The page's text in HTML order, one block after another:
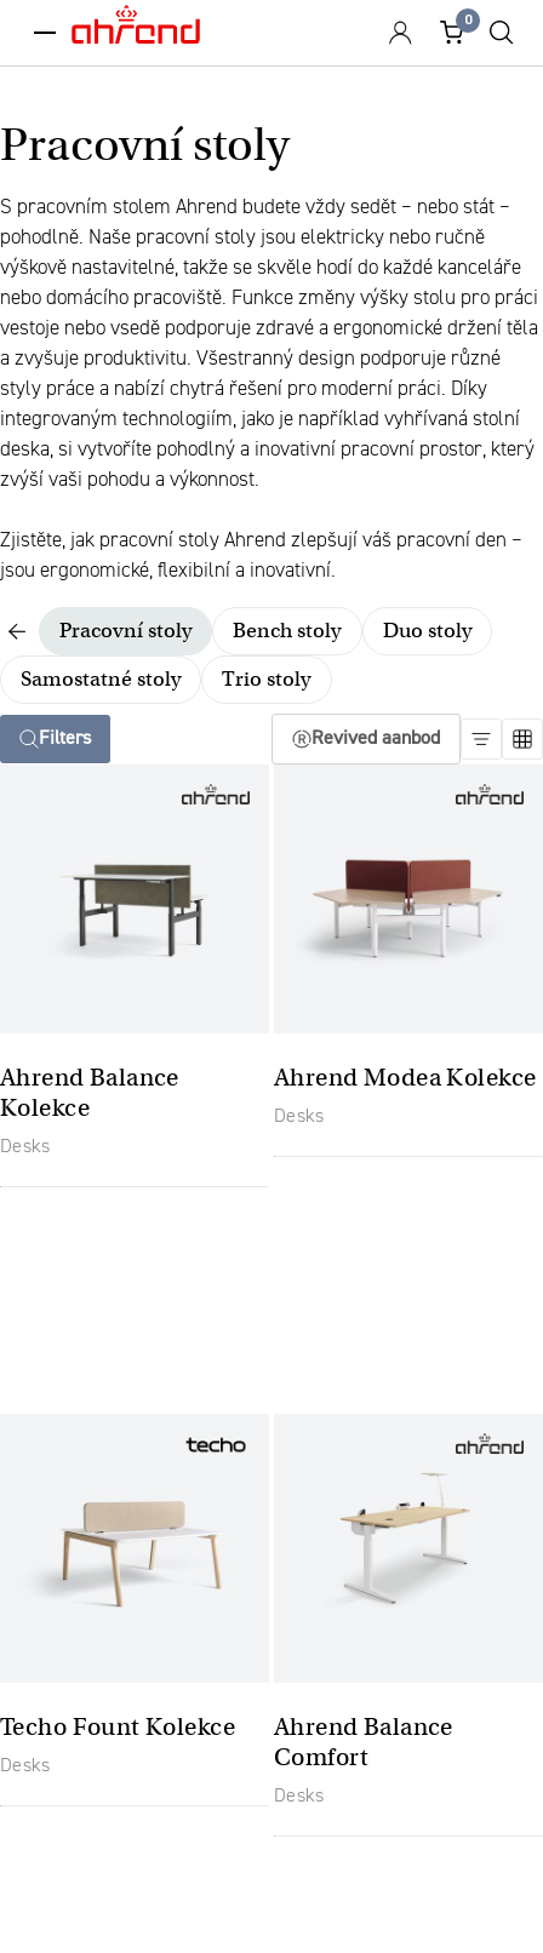
menu
0
Pracovní stoly
S pracovním stolem Ahrend budete vždy sedět – nebo stát –
pohodlně. Naše pracovní stoly jsou elektricky nebo ručně
výškově nastavitelné, takže se skvěle hodí do každé kanceláře
nebo domácího pracoviště. Funkce změny výšky stolu pro práci
vestoje nebo vsedě podporuje zdravé a ergonomické držení těla
a zvyšuje produktivitu. Všestranný design podporuje různé
styly práce a nabízí chytrá řešení pro moderní práci. Díky
integrovaným technologiím, jako je například vyhřívaná stolní
deska, si vytvoříte pohodlný a inovativní pracovní prostor, který
zvýší vaši pohodu a výkonnost.
Zjistěte, jak pracovní stoly Ahrend zlepšují váš pracovní den –
jsou ergonomické, flexibilní a inovativní.
Pracovní stoly Bench stoly
Duo stoly
Samostatné stoly
Trio stoly
Filters Revived aanbod
Ahrend Balance
Kolekce
Desks
Ahrend Modea Kolekce
Desks
Techo Fount Kolekce
Desks
Ahrend Balance
Comfort
Desks